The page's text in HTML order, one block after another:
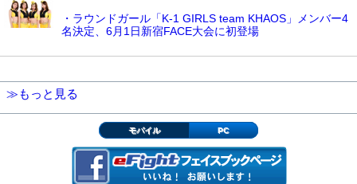
・ラウンドガール「K-1 GIRLS team KHAOS」メンバー4
名決定、6月1日新宿FACE大会に初登場
≫もっと見る
モバイル PC